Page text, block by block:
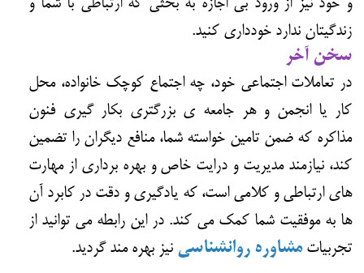
و خود نیز از ورود بی اجازه به بحثی که ارتباطی با شما و
زندگیتان ندارد خودداری کنید.
سخن آخر
در تعاملات اجتماعی خود، چه اجتماع کوچک خانواده، محل
کار یا انجمن و هر جامعه ی بزرگتری بکار گیری فنون
مذاکره که ضمن تامین خواسته شما، منافع دیگران را تضمین
کند، نیازمند مدیریت و درایت خاص و بهره برداری از مهارت
های ارتباطی و کلامی است، که یادگیری و دقت در کابرد آن
ها به موفقیت شما کمک می کند. در این رابطه می توانید از
تجربیاتمشاوره روانشناسی نیز بهره مند گردید.